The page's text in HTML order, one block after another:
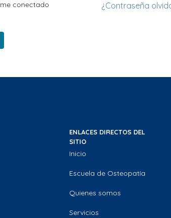
conectado ¿Contraseña
ENLACES DIRECTOS DEL
SITIO
Inicio
Escuela de Osteopatía
Quienes somos
Servicios